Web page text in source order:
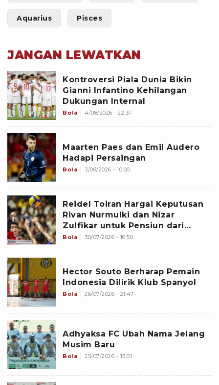
Aquarius Pisces
JANGAN LEWATKAN
Kontroversi Piala Dunia Bikin
Gianni Infantino Kehilangan
Dukungan Internal
Bola 4/08/2026 - 22:37
Maarten Paes dan Emil Audero
Hadapi Persaingan
Bola 3/08/2026 - 10:00
Reidel Toiran Hargai Keputusan
Rivan Nurmulki dan Nizar
Zulfikar untuk Pensiun dari
Timnas Voli Indonesia
Bola 30/07/2026 - 16:50
Hector Souto Berharap Pemain
Indonesia Dilirik Klub Spanyol
Bola 26/07/2026 - 21:47
Adhyaksa FC Ubah Nama Jelang
Musim Baru
Bola 25/07/2026 - 13:01